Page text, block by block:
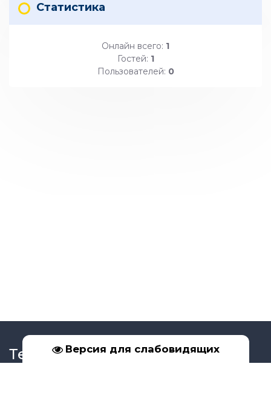
Версия для слабовидящих
Статистика
Онлайн всего: 1
Гостей: 1
Пользователей: 0
Телефон